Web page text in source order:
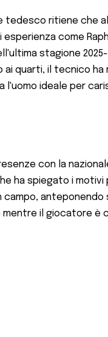
ritiene che
come
stagione
ai quarti, il tecnico
l'uomo ideale per
con la
spiegato i
il giocatore è